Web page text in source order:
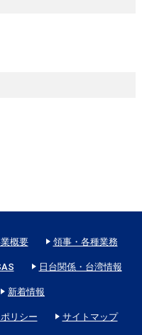
概要 領事・各種業務
日台関係・台湾情報
新着情報
リシー サイトマップ